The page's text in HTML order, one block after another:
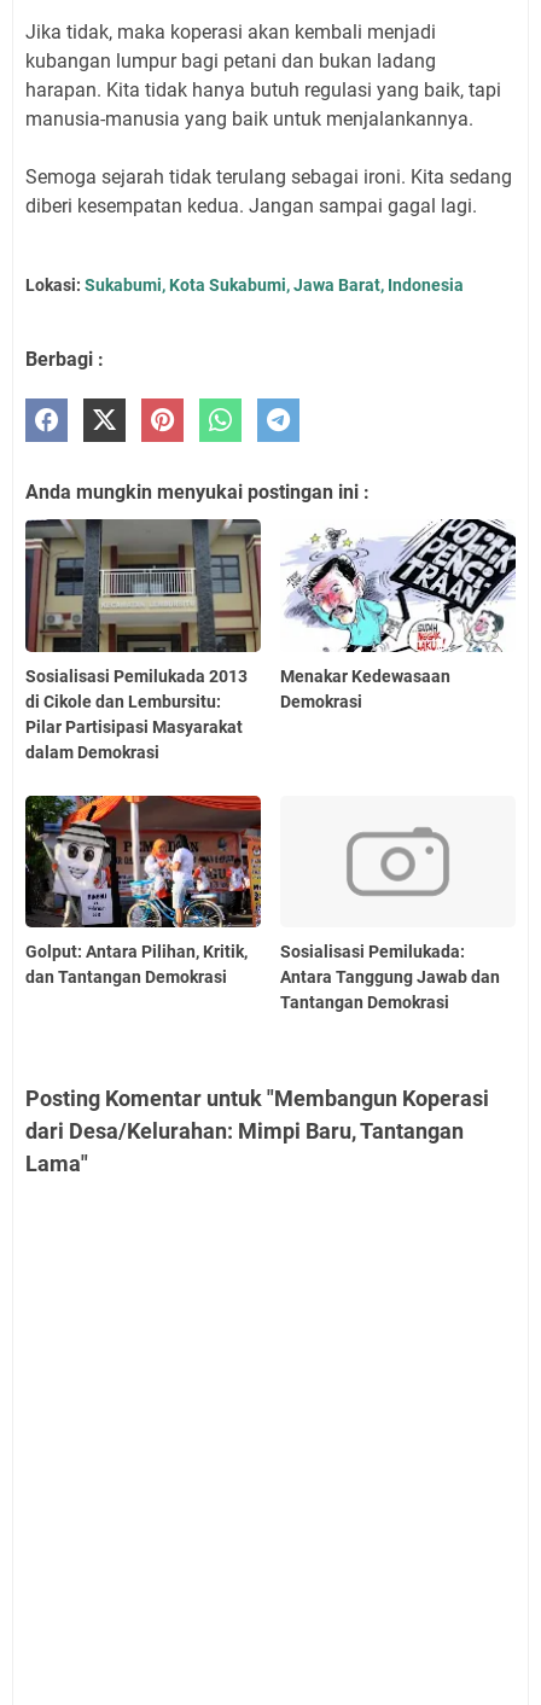
Jika tidak, maka koperasi akan kembali menjadi
kubangan lumpur bagi petani dan bukan ladang
harapan. Kita tidak hanya butuh regulasi yang baik, tapi
manusia-manusia yang baik untuk menjalankannya.
Semoga sejarah tidak terulang sebagai ironi. Kita sedang
diberi kesempatan kedua. Jangan sampai gagal lagi.
Lokasi: Sukabumi, Kota Sukabumi, Jawa Barat, Indonesia
Berbagi :
Anda mungkin menyukai postingan ini :
Sosialisasi Pemilukada 2013
di Cikole dan Lembursitu:
Pilar Partisipasi Masyarakat
dalam Demokrasi
Menakar Kedewasaan
Demokrasi
Golput: Antara Pilihan, Kritik,
dan Tantangan Demokrasi
Sosialisasi Pemilukada:
Antara Tanggung Jawab dan
Tantangan Demokrasi
Posting Komentar untuk "Membangun Koperasi
dari Desa/Kelurahan: Mimpi Baru, Tantangan
Lama"